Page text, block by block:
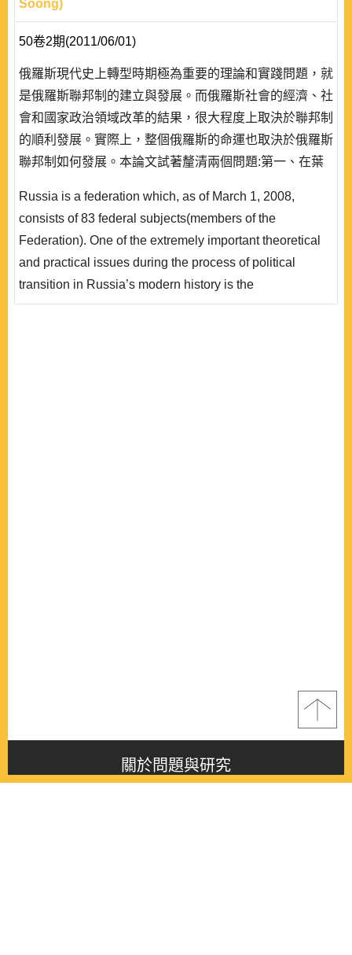
Soong)
50卷2期(2011/06/01)
俄羅斯現代史上轉型時期極為重要的理論和實踐問題，就
是俄羅斯聯邦制的建立與發展。而俄羅斯社會的經濟、社
會和國家政治領域改革的結果，很大程度上取決於聯邦制
的順利發展。實際上，整個俄羅斯的命運也取決於俄羅斯
聯邦制如何發展。本論文試著釐清兩個問題:第一、在葉
又能將這些權力收回?第二、其決定性因素為何?而此決
定性因素又如何地影響聯邦中央和聯邦主體之間的權力拉
鋸爭奪? 故本文有兩個重要議題，首先是試..
Russia is a federation which, as of March 1, 2008,
consists of 83 federal subjects(members of the
Federation). One of the extremely important theoretical
and practical issues during the process of political
transition in Russia’s modern history is the
establishment and development of Russian federalism.
關於問題與研究
About this journal